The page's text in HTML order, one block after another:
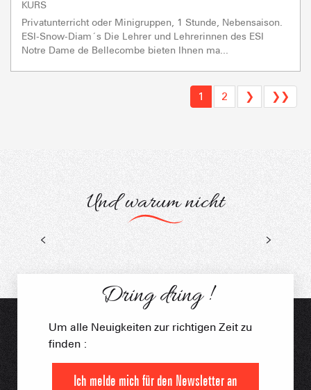
KURS
Privatunterricht oder Minigruppen, 1 Stunde, Nebensaison.
ESI-Snow-Diam´s Die Lehrer und Lehrerinnen des ESI
Notre Dame de Bellecombe bieten Ihnen ma...
1 2 ❯ ❯❯
Und warum nicht
Skifahren - Gleiten
Dring dring !
Um alle Neuigkeiten zur richtigen Zeit zu
finden :
Ich melde mich für den Newsletter an